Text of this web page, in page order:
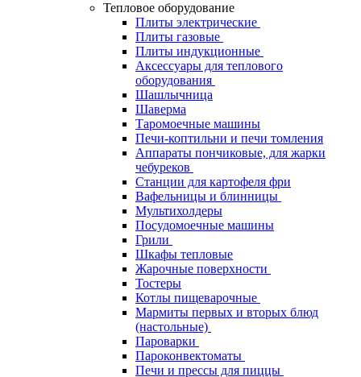
Тепловое оборудование
Плиты электрические
Плиты газовые
Плиты индукционные
Аксессуары для теплового
оборудования
Шашлычница
Шаверма
Таромоечные машины
Печи-коптильни и печи томления
Аппараты пончиковые, для жарки
чебуреков
Станции для картофеля фри
Вафельницы и блинницы
Мультихолдеры
Посудомоечные машины
Грили
Шкафы тепловые
Жарочные поверхности
Тостеры
Котлы пищеварочные
Мармиты первых и вторых блюд
(настольные)
Пароварки
Пароконвектоматы
Печи и прессы для пиццы